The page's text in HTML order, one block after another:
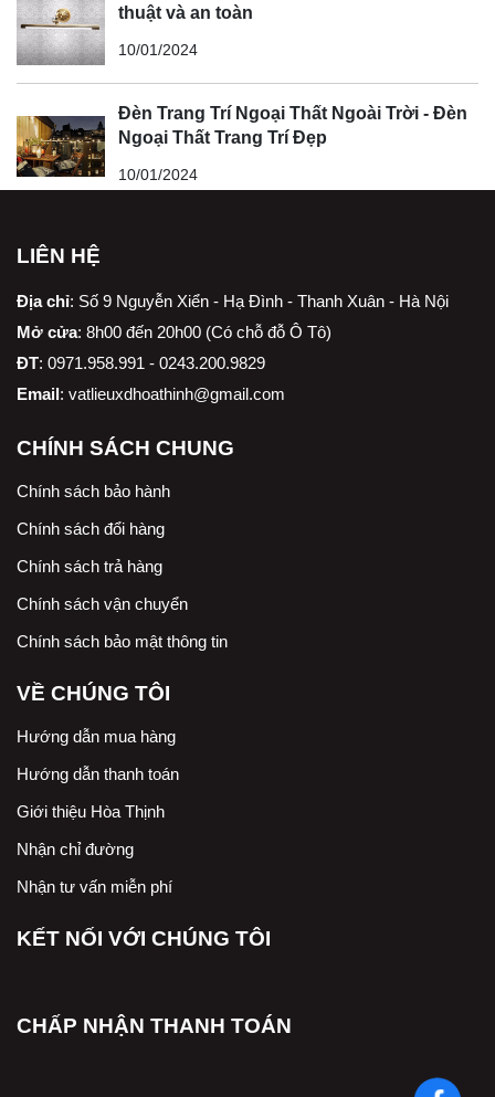
thuật và an toàn
10/01/2024
Đèn Trang Trí Ngoại Thất Ngoài Trời - Đèn
Ngoại Thất Trang Trí Đẹp
10/01/2024
LIÊN HỆ
Địa chỉ: Số 9 Nguyễn Xiển - Hạ Đình - Thanh Xuân - Hà Nội
Mở cửa: 8h00 đến 20h00 (Có chỗ đỗ Ô Tô)
ĐT: 0971.958.991 - 0243.200.9829
Email: vatlieuxdhoathinh@gmail.com
CHÍNH SÁCH CHUNG
Chính sách bảo hành
Chính sách đổi hàng
Chính sách trả hàng
Chính sách vận chuyển
Chính sách bảo mật thông tin
VỀ CHÚNG TÔI
Hướng dẫn mua hàng
Hướng dẫn thanh toán
Giới thiệu Hòa Thịnh
Nhận chỉ đường
Nhận tư vấn miễn phí
KẾT NỐI VỚI CHÚNG TÔI
CHẤP NHẬN THANH TOÁN